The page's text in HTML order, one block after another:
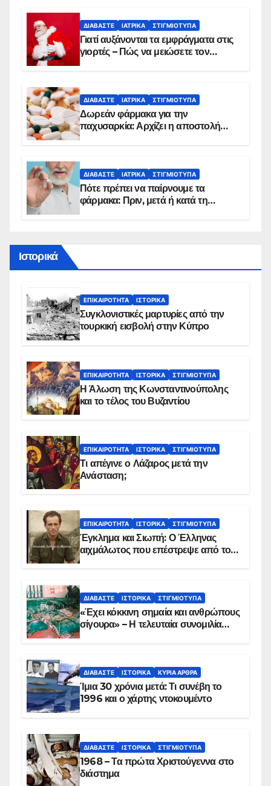
ΔΙΑΒΆΣΤΕ ΙΑΤΡΙΚΆ ΣΤΙΓΜΙΌΤΥΠΑ
Γιατί αυξάνονται τα εμφράγματα στις
γιορτές – Πώς να μειώσετε τον
ΔΙΑΒΆΣΤΕ ΙΑΤΡΙΚΆ ΣΤΙΓΜΙΌΤΥΠΑ
Δωρεάν φάρμακα για την
παχυσαρκία: Αρχίζει η αποστολή
ΔΙΑΒΆΣΤΕ ΙΑΤΡΙΚΆ ΣΤΙΓΜΙΌΤΥΠΑ
Πότε πρέπει να παίρνουμε τα
φάρμακα: Πριν, μετά ή κατά τη
Ιστορικά
ΕΠΙΚΑΙΡΌΤΗΤΑ ΙΣΤΟΡΙΚΆ
Συγκλονιστικές μαρτυρίες από την
τουρκική εισβολή στην Κύπρο
ΕΠΙΚΑΙΡΌΤΗΤΑ ΙΣΤΟΡΙΚΆ ΣΤΙΓΜΙΌΤΥΠΑ
Η Άλωση της Κωνσταντινούπολης
και το τέλος του Βυζαντίου
ΕΠΙΚΑΙΡΌΤΗΤΑ ΙΣΤΟΡΙΚΆ ΣΤΙΓΜΙΌΤΥΠΑ
Τι απέγινε ο Λάζαρος μετά την
Ανάσταση;
ΕΠΙΚΑΙΡΌΤΗΤΑ ΙΣΤΟΡΙΚΆ ΣΤΙΓΜΙΌΤΥΠΑ
Έγκλημα και Σιωπή: Ο Έλληνας
αιχμάλωτος που επέστρεψε από το
ΔΙΑΒΆΣΤΕ ΙΣΤΟΡΙΚΆ ΣΤΙΓΜΙΌΤΥΠΑ
«Έχει κόκκινη σημαία και ανθρώπους
σίγουρα» – Η τελευταία συνομιλία
ΔΙΑΒΆΣΤΕ ΙΣΤΟΡΙΚΆ ΚΥΡΙΑ ΑΡΘΡΑ
Ίμια 30 χρόνια μετά: Τι συνέβη το
1996 και ο χάρτης ντοκουμέντο
ΔΙΑΒΆΣΤΕ ΙΣΤΟΡΙΚΆ ΣΤΙΓΜΙΌΤΥΠΑ
1968 – Τα πρώτα Χριστούγεννα στο
διάστημα